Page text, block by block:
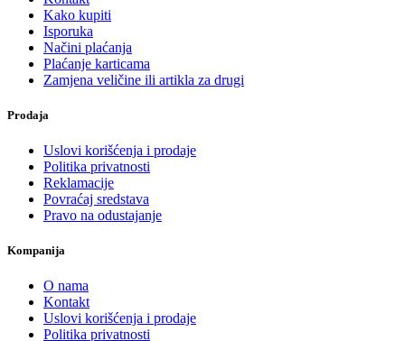
Kako kupiti
Isporuka
Načini plaćanja
Plaćanje karticama
Zamjena veličine ili artikla za drugi
Prodaja
Uslovi korišćenja i prodaje
Politika privatnosti
Reklamacije
Povraćaj sredstava
Pravo na odustajanje
Kompanija
O nama
Kontakt
Uslovi korišćenja i prodaje
Politika privatnosti